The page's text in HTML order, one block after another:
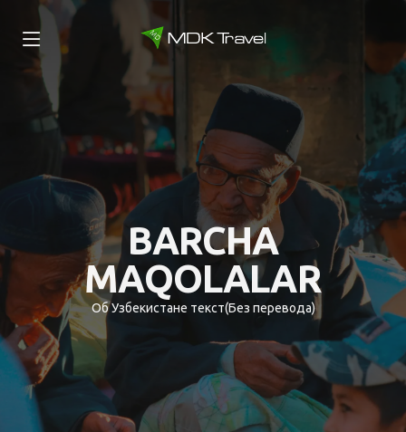
BARCHA
MAQOLALAR
Об Узбекистане текст(Без перевода)